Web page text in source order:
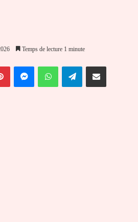
Temps de lecture 1 minute
PinterestMessengerWhatsAppTelegramPartager par email